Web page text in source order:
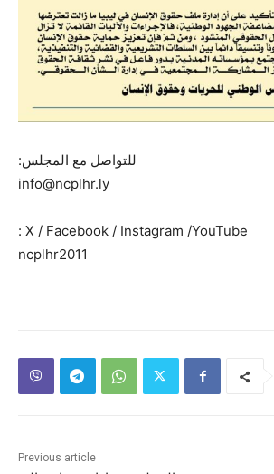
للتواصل مع المجلس:
info@ncplhr.ly
X / Facebook / Instagram /YouTube :
ncplhr2011
Previous article